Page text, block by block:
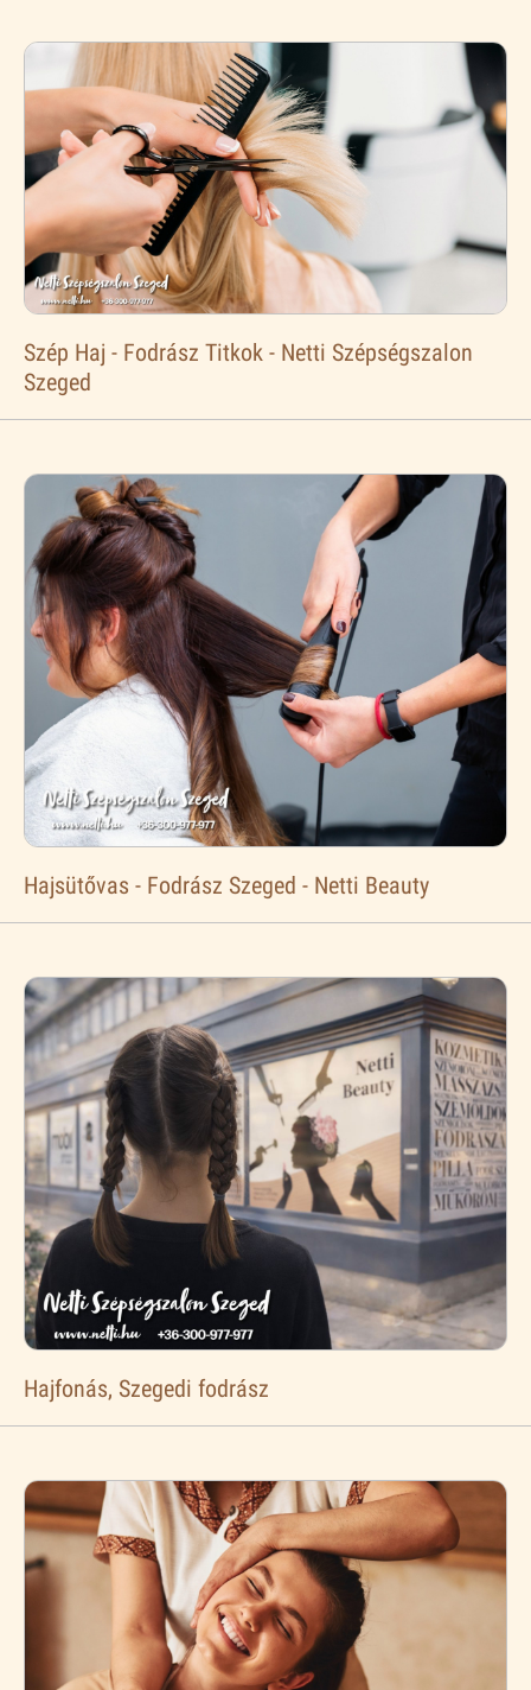
Szép Haj - Fodrász Titkok - Netti Szépségszalon
Szeged
Hajsütővas - Fodrász Szeged - Netti Beauty
Hajfonás, Szegedi fodrász